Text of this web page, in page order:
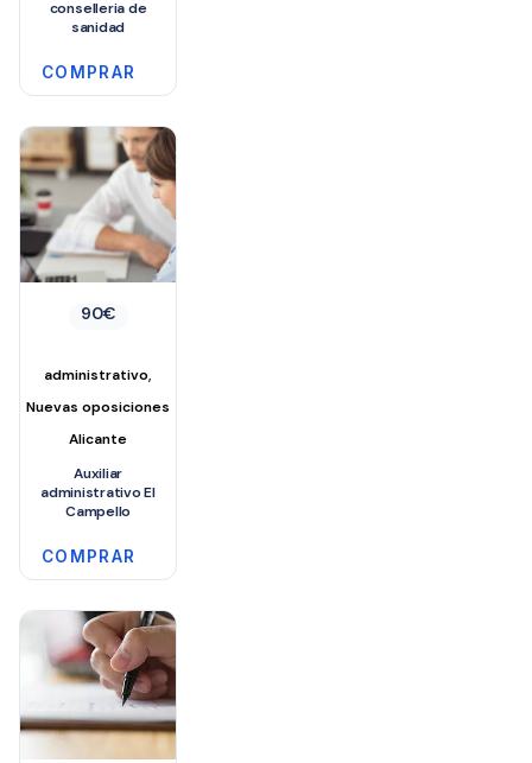
conselleria de
sanidad
COMPRAR
90€
administrativo,
Nuevas oposiciones
Alicante
Auxiliar
administrativo El
Campello
COMPRAR